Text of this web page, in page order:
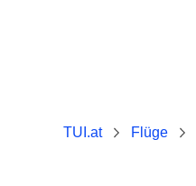
TUI.at Flüge